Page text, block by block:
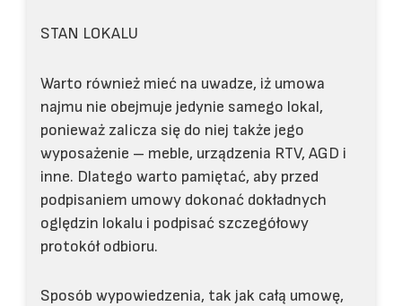
STAN LOKALU
Warto również mieć na uwadze, iż umowa
najmu nie obejmuje jedynie samego lokal,
ponieważ zalicza się do niej także jego
wyposażenie – meble, urządzenia RTV, AGD i
inne. Dlatego warto pamiętać, aby przed
podpisaniem umowy dokonać dokładnych
oględzin lokalu i podpisać szczegółowy
protokół odbioru.
Sposób wypowiedzenia, tak jak całą umowę,